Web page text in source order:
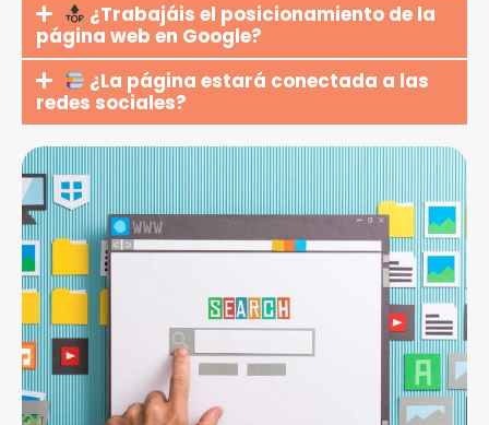
¿Trabajáis el posicionamiento de la
página web en Google?
¿La página estará conectada a las
redes sociales?